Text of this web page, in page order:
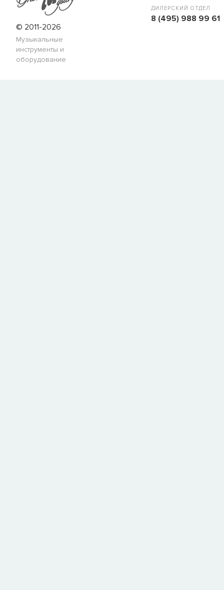
Имя
E-mail
© 2011-2026
Музыкальные
инструменты и
оборудование
ДИЛЕРСКИЙ ОТДЕЛ
8 (495) 988 99 61